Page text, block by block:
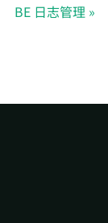
BE 日志管理